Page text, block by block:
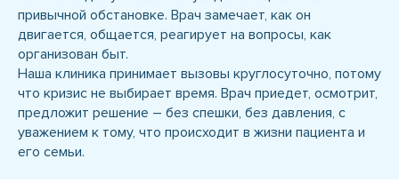
привычной обстановке. Врач замечает, как он
двигается, общается, реагирует на вопросы, как
организован быт.
Наша клиника принимает вызовы круглосуточно, потому
что кризис не выбирает время. Врач приедет, осмотрит,
предложит решение – без спешки, без давления, с
уважением к тому, что происходит в жизни пациента и
его семьи.